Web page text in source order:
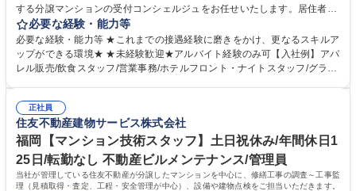
する分譲マンションの受付コンシェルジュをお任せいたします。居住者の
上質な生活を支援し、温かいサービス提供を担当頂きます。日常生活を通
じ、お客様の人生の一部に携わる特別なお仕事です。 【受付業務】(1)取
次サービス：クリーニング、宅配便(2)セクレタリーサービス：共用施設予
約、タクシー手配、物品販売、クローク等(3)業者紹介サービス：リフォー
備品の貸出状況の管理(3)データ入力 ：お客様の問い合わせ内容の入力 ★
制服あり 募集職種 【豊洲/高級マンション受付(コンシェルジュ)】完全未
経験歓迎/残業5h程度
必要な経験・能力等
必要な経験・能力等 ★これまでの接遇経験に磨きをかけ、更なるスキルア
ップができる環境★ ★未経験歓迎★アルバイト経験のみ可【入社例】アパ
レル販売/飲食スタッフ/営業事務/ホテルフロント・ナイトスタッフ/グラン
心して業務に取り組んでいただけます。 【働く環境】■配属マンション駅
近率91%■残業時間1分単位100%支給■残業平均時間4.8時間/月【育休産
休】産前産後休暇・育児休暇取得率100%！現在3名の方が育休産休中。復
帰後は内勤系業務も応相談です。 学歴・資格 学歴：大学院 大学 高専 短大
専修学校 高校 語学力： 資格：
正社員
住友不動産建物サービス株式会社
福岡【マンション技術スタッフ】土日祝休み/年間休日1
25日/転勤なし 不動産ビルメンテナンス/管理員
当社が管理している住友不動産が分譲したマンションを中心に、修繕工事の調査～工事監
理（見積取得・査定、工程・安全管理が中心）、設備や建物点検をご担当いただきます。